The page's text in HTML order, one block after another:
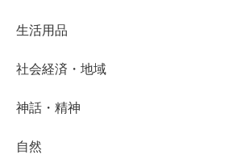
生活用品
社会経済・地域
神話・精神
自然